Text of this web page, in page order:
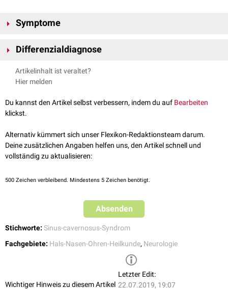
Symptome
Symptomen:
Augenmuskellähmung
Ptosis
Kaumuskellähmung
Differenzialdiagnose
Das Jacod-Syndrom ist abzugrenzen vom
Sinus-cavernosus-Syndrom
Horner-Syndrom
oder ein einseitiger Exophthalmus entstehen.
Artikelinhalt ist veraltet?
Hier melden
Du kannst den Artikel selbst verbessern, indem du auf Bearbeiten
klickst.
Alternativ kümmert sich unser Flexikon-Redaktionsteam darum.
Deine zusätzlichen Angaben helfen uns, den Artikel schnell und
vollständig zu aktualisieren:
500 Zeichen verbleibend. Mindestens 5 Zeichen benötigt.
Absenden
Stichworte: Sinus-cavernosus-Syndrom
Fachgebiete: Hals-Nasen-Ohren-Heilkunde, Neurologie
Wichtiger Hinweis zu diesem Artikel
Letzter Edit:
22.07.2019, 19:07